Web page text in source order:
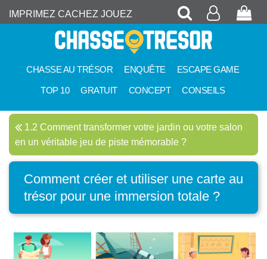
IMPRIMEZ CACHEZ JOUEZ Recherche
Mon
CHASSE AU TRÉSOR ENQUÊTE ESCAPE GAME
TOP 10 GRATUIT CONCEPT CONSEILS
1.2 Comment transformer votre jardin ou votre salon
en un véritable jeu de piste mémorable ?
Comment créer et utiliser une carte au
trésor pour une immersion totale ?